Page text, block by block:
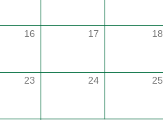
16 17 18
23 24 25